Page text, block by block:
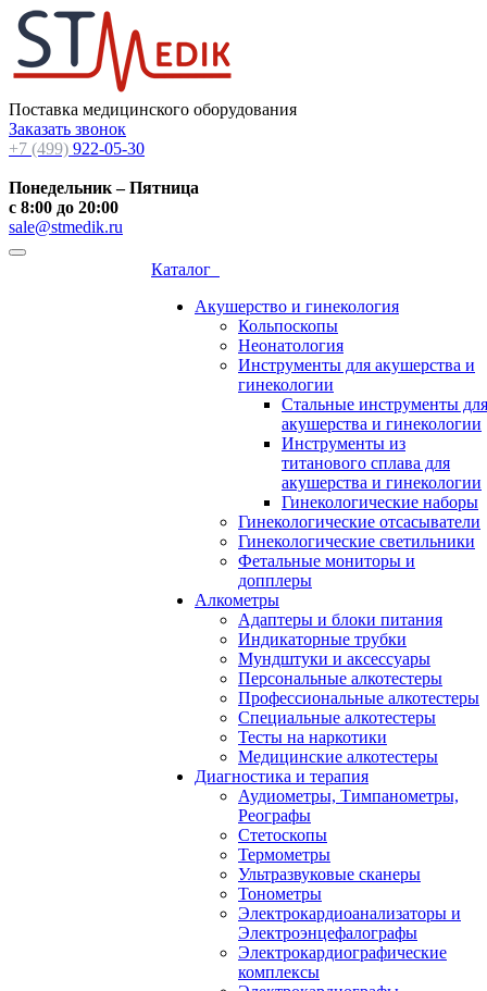
Поставка медицинского оборудования
Заказать звонок
+7 (499) 922-05-30
Понедельник – Пятница
с 8:00 до 20:00
sale@stmedik.ru
Каталог
Акушерство и гинекология
Кольпоскопы
Неонатология
Инструменты для акушерства и
гинекологии
Стальные инструменты для
акушерства и гинекологии
Инструменты из
титанового сплава для
акушерства и гинекологии
Гинекологические наборы
Гинекологические отсасыватели
Гинекологические светильники
Фетальные мониторы и
допплеры
Алкометры
Адаптеры и блоки питания
Индикаторные трубки
Мундштуки и аксессуары
Персональные алкотестеры
Профессиональные алкотестеры
Специальные алкотестеры
Тесты на наркотики
Медицинские алкотестеры
Диагностика и терапия
Аудиометры, Тимпанометры,
Реографы
Стетоскопы
Термометры
Ультразвуковые сканеры
Тонометры
Электрокардиоанализаторы и
Электроэнцефалографы
Электрокардиографические
комплексы